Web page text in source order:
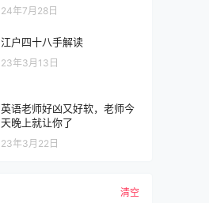
24年7月28日
江户四十八手解读
23年3月13日
英语老师好凶又好软，老师今
天晚上就让你了
23年3月22日
清空